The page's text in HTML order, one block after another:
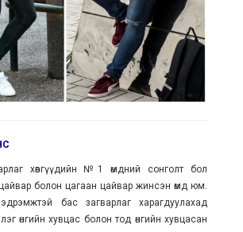
хөвгүүдийн №1 өмдний сонголт бол
болон цагаан цайвар жинсэн өмд юм.
бас загварлаг харагдуулахад
өнгийн хувцас болон тод өнгийн хувцасан